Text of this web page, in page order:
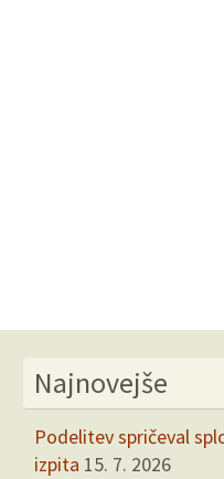
Search
Najnovejše
Podelitev spričeval
izpita 15. 7. 2026